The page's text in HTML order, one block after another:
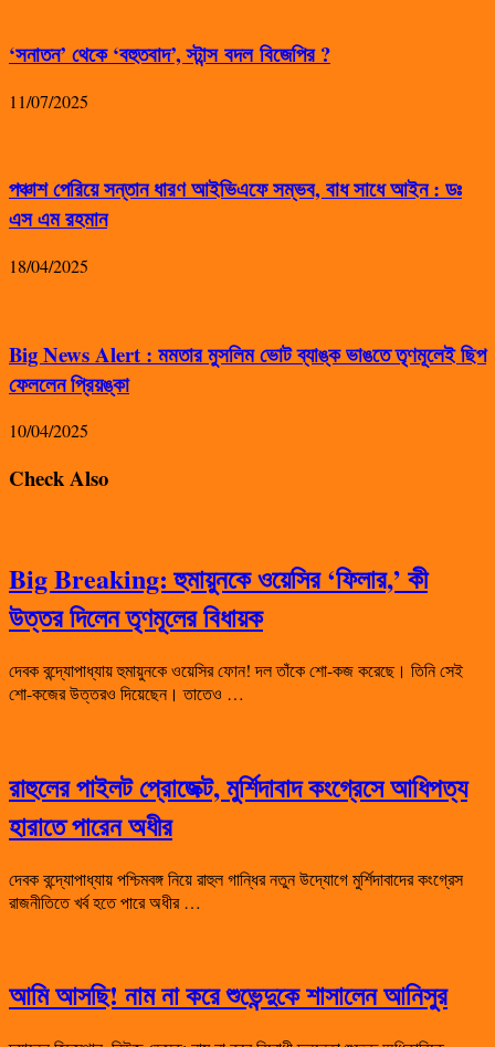
‘সনাতন’ থেকে ‘বহুতবাদ’, স্টান্স বদল বিজেপির ?
11/07/2025
পঞ্চাশ পেরিয়ে সন্তান ধারণ আইভিএফে সম্ভব, বাধ সাধে আইন : ডঃ
এস এম রহমান
18/04/2025
Big News Alert : মমতার মুসলিম ভোট ব্যাঙ্ক ভাঙতে তৃণমূলেই ছিপ
ফেললেন প্রিয়ঙ্কা
10/04/2025
Check Also
Big Breaking: হুমায়ুনকে ওয়েসির ‘ফিলার,’ কী
উত্তর দিলেন তৃণমূলের বিধায়ক
দেবক বন্দ্যোপাধ্যায় হুমায়ুনকে ওয়েসির ফোন! দল তাঁকে শো-কজ করেছে। তিনি সেই
শো-কজের উত্তরও দিয়েছেন। তাতেও …
রাহুলের পাইলট প্রোজেক্ট, মুর্শিদাবাদ কংগ্রেসে আধিপত্য
হারাতে পারেন অধীর
দেবক বন্দ্যোপাধ্যায় পশ্চিমবঙ্গ নিয়ে রাহুল গান্ধির নতুন উদ্যোগে মুর্শিদাবাদের কংগ্রেস
রাজনীতিতে খর্ব হতে পারে অধীর …
আমি আসছি! নাম না করে শুভেন্দুকে শাসালেন আনিসুর